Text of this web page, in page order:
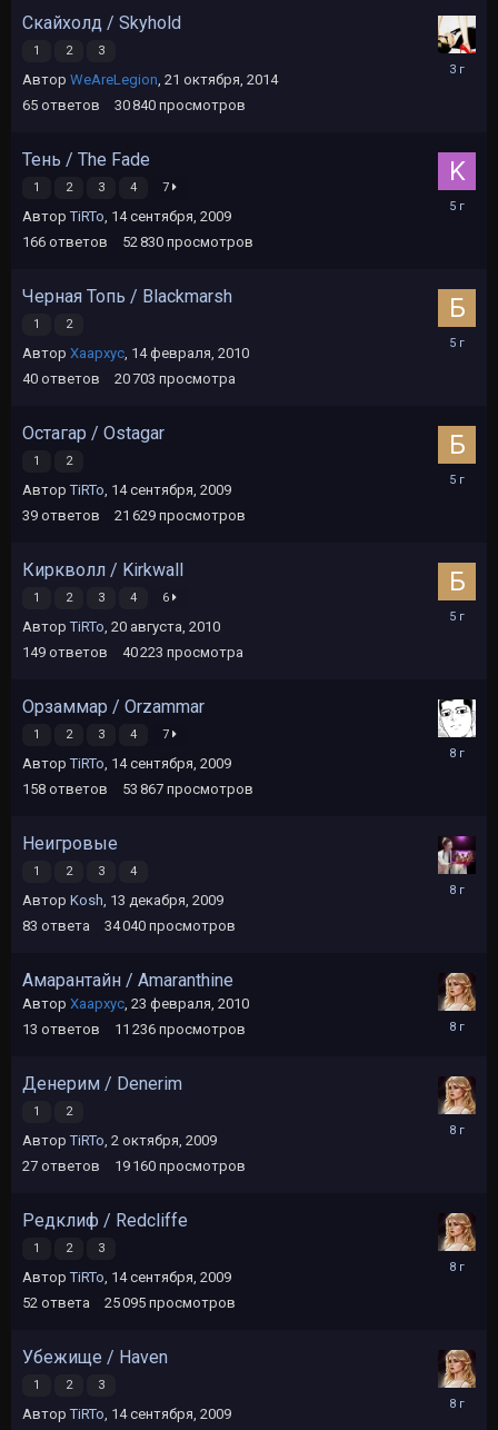
Скайхолд / Skyhold
1 2 3
Автор WeAreLegion, 21 октября, 2014
65 ответов 30 840 просмотров
24
Тень / The Fade
1 2 3 4 7
АвторTiRTo, 14 сентября, 2009
166 ответов 52 830 просмотров
26
Черная Топь / Blackmarsh
1 2
Автор Хаархус, 14 февраля, 2010
40 ответов 20 703 просмотра
24
Остагар / Ostagar
1 2
АвторTiRTo, 14 сентября, 2009
39 ответов 21 629 просмотров
22
Киркволл / Kirkwall
1 2 3 4 6
АвторTiRTo, 20 августа, 2010
149 ответов 40 223 просмотра
18
Орзаммар / Orzammar
1 2 3 4 7
АвторTiRTo, 14 сентября, 2009
158 ответов 53 867 просмотров
24
Неигровые
1 2 3 4
Автор Kosh, 13 декабря, 2009
83 ответа 34 040 просмотров
18
Амарантайн / Amaranthine
Автор Хаархус, 23 февраля, 2010
13 ответов 11 236 просмотров
28
Денерим / Denerim
1 2
АвторTiRTo, 2 октября, 2009
27 ответов 19 160 просмотров
28
Редклиф / Redcliffe
1 2 3
АвторTiRTo, 14 сентября, 2009
52 ответа 25 095 просмотров
28
Убежище / Haven
1 2 3
АвторTiRTo, 14 сентября, 2009
28